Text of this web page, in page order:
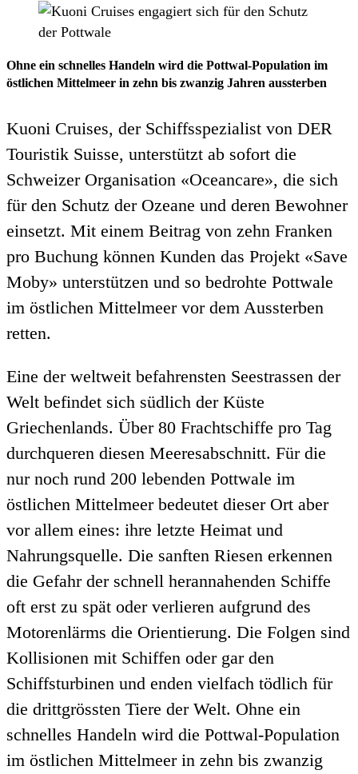
Ohne ein schnelles Handeln wird die Pottwal-Population im
östlichen Mittelmeer in zehn bis zwanzig Jahren aussterben
Kuoni Cruises, der Schiffsspezialist von DER
Touristik Suisse, unterstützt ab sofort die
Schweizer Organisation «Oceancare», die sich
für den Schutz der Ozeane und deren Bewohner
einsetzt. Mit einem Beitrag von zehn Franken
pro Buchung können Kunden das Projekt «Save
Moby» unterstützen und so bedrohte Pottwale
im östlichen Mittelmeer vor dem Aussterben
retten.
Eine der weltweit befahrensten Seestrassen der
Welt befindet sich südlich der Küste
Griechenlands. Über 80 Frachtschiffe pro Tag
durchqueren diesen Meeresabschnitt. Für die
nur noch rund 200 lebenden Pottwale im
östlichen Mittelmeer bedeutet dieser Ort aber
vor allem eines: ihre letzte Heimat und
Nahrungsquelle. Die sanften Riesen erkennen
die Gefahr der schnell herannahenden Schiffe
oft erst zu spät oder verlieren aufgrund des
Motorenlärms die Orientierung. Die Folgen sind
Kollisionen mit Schiffen oder gar den
Schiffsturbinen und enden vielfach tödlich für
die drittgrössten Tiere der Welt. Ohne ein
schnelles Handeln wird die Pottwal-Population
im östlichen Mittelmeer in zehn bis zwanzig